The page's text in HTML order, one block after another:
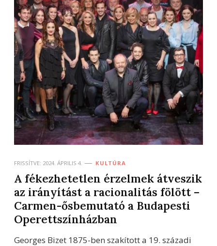
FRISSÍTVE: 2024. ÁPRILIS 4. KULTÚRA
A fékezhetetlen érzelmek átveszik
az irányítást a racionalitás fölött –
Carmen-ősbemutató a Budapesti
Operettszínházban
Georges Bizet 1875-ben szakított a 19. századi